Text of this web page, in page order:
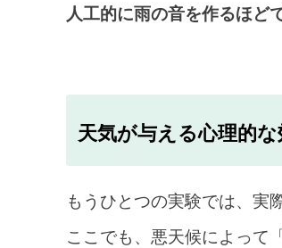
人工的に雨の音を作るほど
天気が与える心理的な
もうひとつの実験では、実
ここでも、悪天候によって